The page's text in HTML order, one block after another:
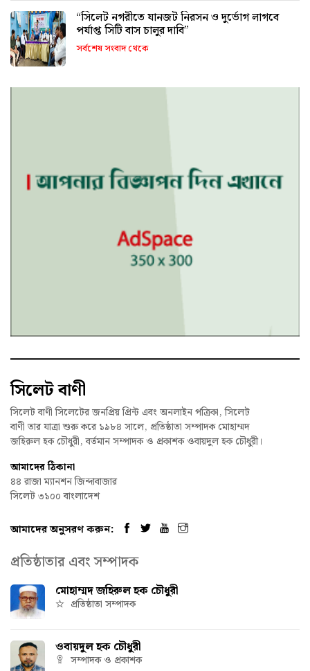
“সিলেট নগরীতে যানজট নিরসন ও দুর্ভোগ লাগবে
পর্যাপ্ত সিটি বাস চালুর দাবি”
সর্বশেষ সংবাদ থেকে
সিলেট বাণী
সিলেট বাণী সিলেটের জনপ্রিয় প্রিন্ট এবং অনলাইন পত্রিকা, সিলেট
বাণী তার যাত্রা শুরু করে ১৯৮৪ সালে, প্রতিষ্ঠাতা সম্পাদক মোহাম্মদ
জহিরুল হক চৌধুরী, বর্তমান সম্পাদক ও প্রকাশক ওবায়দুল হক চৌধুরী।
আমাদের ঠিকানা
৪৪ রাজা ম্যানশন জিন্দাবাজার
সিলেট ৩১০০ বাংলাদেশ
আমাদের অনুসরণ করুন:
প্রতিষ্ঠাতার এবং সম্পাদক
মোহাম্মদ জহিরুল হক চৌধুরী
প্রতিষ্ঠাতা সম্পাদক
ওবায়দুল হক চৌধুরী
সম্পাদক ও প্রকাশক